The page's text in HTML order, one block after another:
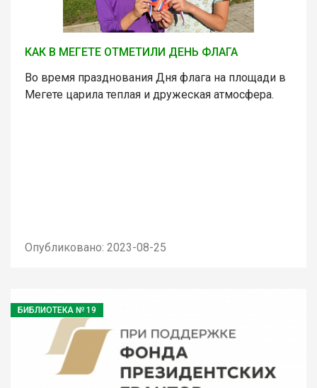
КАК В МЕГЕТЕ ОТМЕТИЛИ ДЕНЬ ФЛАГА
Во время празднования Дня флага на площади в
Мегете царила теплая и дружеская атмосфера.
Опубликовано: 2023-08-25
БИБЛИОТЕКА № 19